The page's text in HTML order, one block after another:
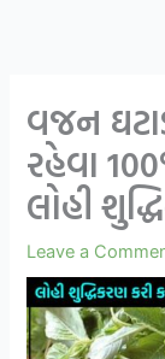
વજન
રહેવા
લોહી
Leave a